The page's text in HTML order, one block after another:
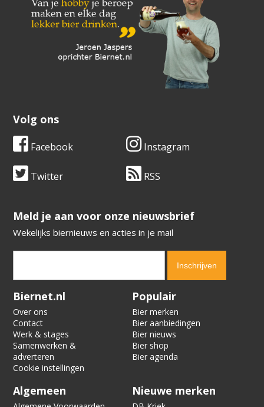
Volg ons
Facebook Instagram
Twitter RSS
​​​​​​​Meld je aan voor onze nieuwsbrief
Wekelijks biernieuws en acties in je mail
Verification code:
Biernet.nl
Over ons
Contact
Werk & stages
Samenwerken &
adverteren
Cookie instellingen
Populair
Bier merken
Bier aanbiedingen
Bier nieuws
Bier shop
Bier agenda
Algemeen Nieuwe merken